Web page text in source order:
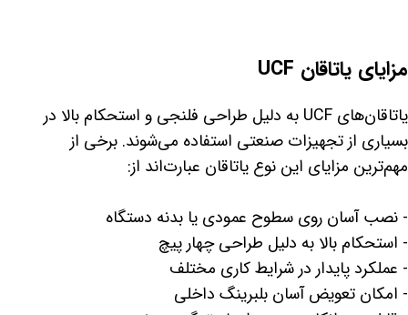
مزایای یاتاقان UCF
یاتاقان‌های UCF به دلیل طراحی فلنجی و استحکام بالا در
بسیاری از تجهیزات صنعتی استفاده می‌شوند. برخی از
مهم‌ترین مزایای این نوع یاتاقان عبارت‌اند از:
- نصب آسان روی سطوح عمودی یا بدنه دستگاه
- استحکام بالا به دلیل طراحی چهار پیچ
- عملکرد پایدار در شرایط کاری مختلف
- امکان تعویض آسان بلبرینگ داخلی